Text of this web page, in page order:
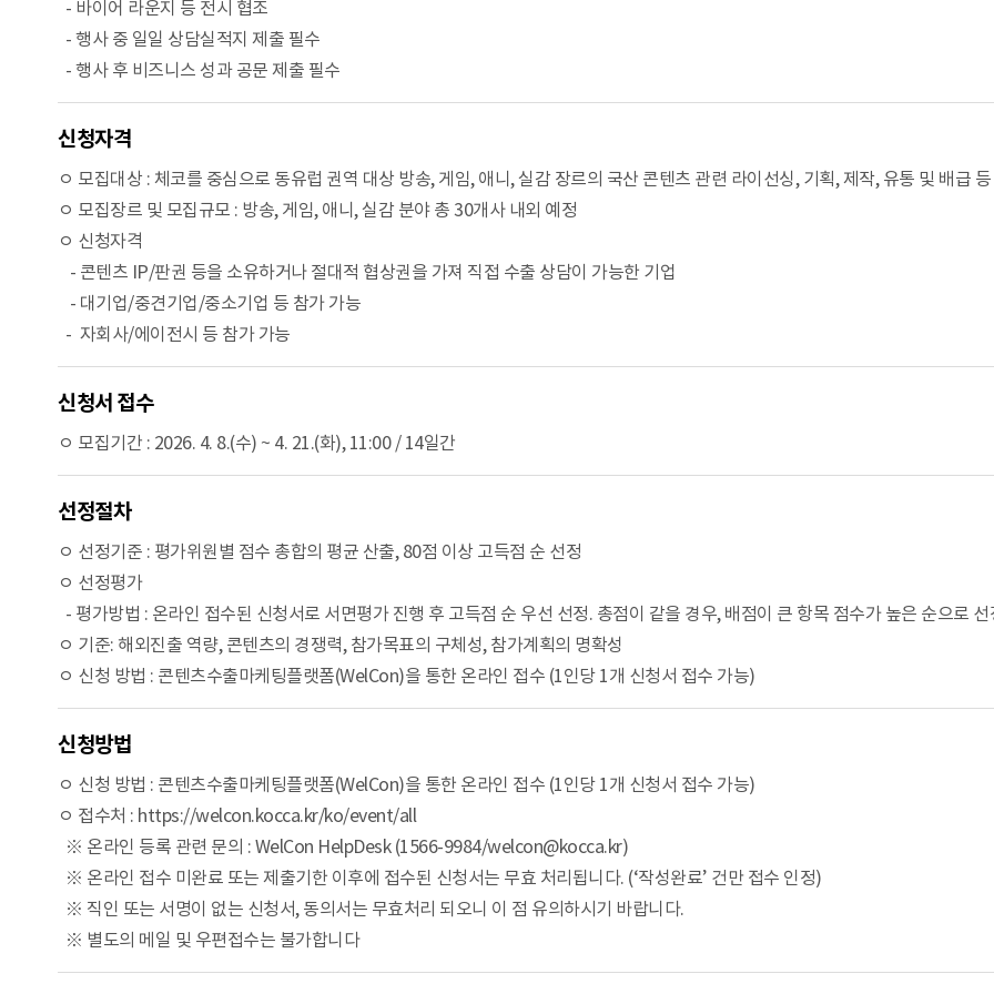
- 바이어 라운지 등 전시 협조
- 행사 중 일일 상담실적지 제출 필수
- 행사 후 비즈니스 성과 공문 제출 필수
신청자격
ㅇ 모집대상 : 체코를 중심으로 동유럽 권역 대상 방송, 게임, 애니, 실감 장르의 국산 콘텐츠 관련 라이선싱, 기획, 제작, 유통 및 배급
ㅇ 모집장르 및 모집규모 : 방송, 게임, 애니, 실감 분야 총 30개사 내외 예정
ㅇ 신청자격
- 콘텐츠 IP/판권 등을 소유하거나 절대적 협상권을 가져 직접 수출 상담이 가능한 기업
- 대기업/중견기업/중소기업 등 참가 가능
- 자회사/에이전시 등 참가 가능
신청서 접수
ㅇ 모집기간 : 2026. 4. 8.(수) ~ 4. 21.(화), 11:00 / 14일간
선정절차
ㅇ 선정기준 : 평가위원별 점수 총합의 평균 산출, 80점 이상 고득점 순 선정
ㅇ 선정평가
- 평가방법 : 온라인 접수된 신청서로 서면평가 진행 후 고득점 순 우선 선정. 총점이 같을 경우, 배점이 큰 항목 점수가 높은 순으로 선
ㅇ 기준: 해외진출 역량, 콘텐츠의 경쟁력, 참가목표의 구체성, 참가계획의 명확성
ㅇ 신청 방법 : 콘텐츠수출마케팅플랫폼(WelCon)을 통한 온라인 접수 (1인당 1개 신청서 접수 가능)
신청방법
ㅇ 신청 방법 : 콘텐츠수출마케팅플랫폼(WelCon)을 통한 온라인 접수 (1인당 1개 신청서 접수 가능)
ㅇ 접수처 : https://welcon.kocca.kr/ko/event/all
※ 온라인 등록 관련 문의 : WelCon HelpDesk (1566-9984/welcon@kocca.kr)
※ 온라인 접수 미완료 또는 제출기한 이후에 접수된 신청서는 무효 처리됩니다. (‘작성완료’ 건만 접수 인정)
※ 직인 또는 서명이 없는 신청서, 동의서는 무효처리 되오니 이 점 유의하시기 바랍니다.
※ 별도의 메일 및 우편접수는 불가합니다